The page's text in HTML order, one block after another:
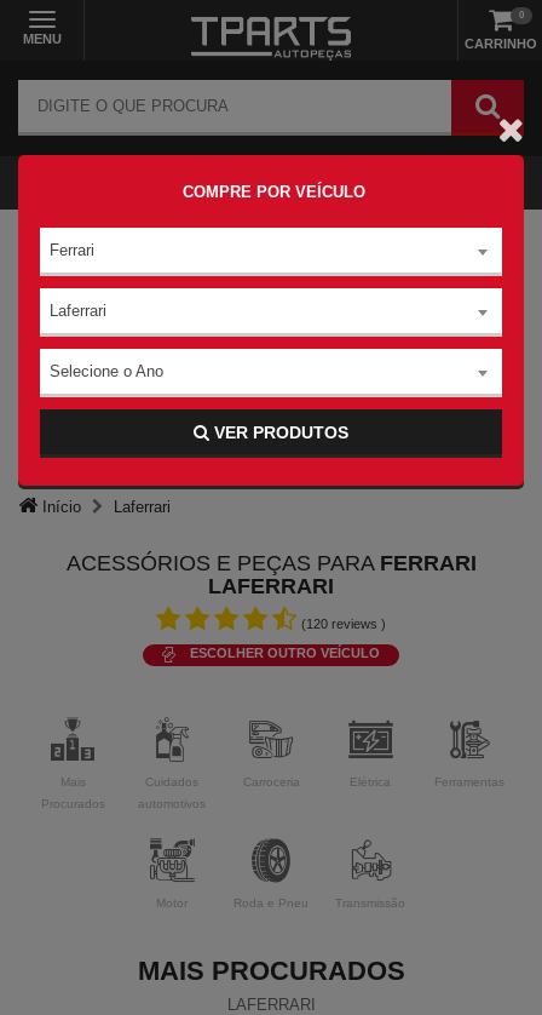
MENU CARRINHO
0
COMPRE POR VEÍCULO
Ferrari
Laferrari
Selecione o Ano
VER PRODUTOS
Início Laferrari
ACESSÓRIOS E PEÇAS PARA FERRARI
LAFERRARI
(120 reviews )
ESCOLHER OUTRO VEÍCULO
Mais
Procurados
Cuidados
automotivos
Carroceria Elétrica Ferramentas
Motor Roda e Pneu Transmissão
MAIS PROCURADOS
LAFERRARI